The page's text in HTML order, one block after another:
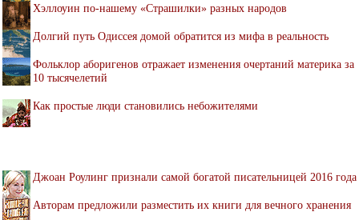
Хэллоуин по-нашему «Страшилки» разных народов
Долгий путь Одиссея домой обратится из мифа в реальность
Фольклор аборигенов отражает изменения очертаний материка за
10 тысячелетий
Как простые люди становились небожителями
Джоан Роулинг признали самой богатой писательницей 2016 года
Авторам предложили разместить их книги для вечного хранения